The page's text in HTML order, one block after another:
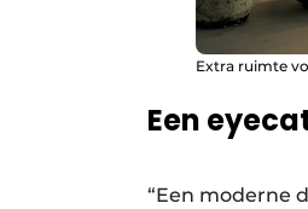
Extra ruimte
Een
“Een moderne